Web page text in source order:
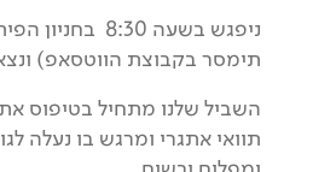
ניפגש בשעה 8:30
תימסר בקבוצת הווטסאפ)
השביל שלנו מתחיל בטיפוס
תוואי אתגרי ומרגש בו נעלה